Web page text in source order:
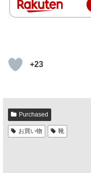
+23
Purchased
お買い物 靴